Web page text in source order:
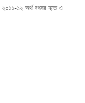
২০১১-১২ অর্থ বৎসর হতে এ